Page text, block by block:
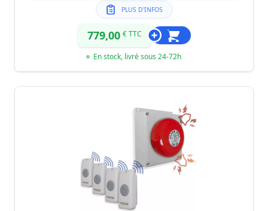
PLUS D'INFOS
779,00 € TTC
En stock, livré sous 24-72h